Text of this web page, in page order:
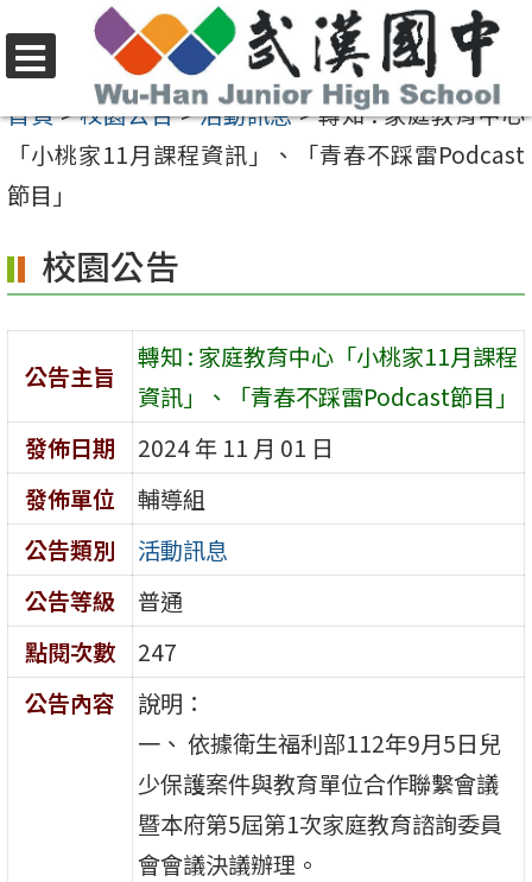
至
內
區
選
單
首頁>校園公告>活動訊息>轉知 : 家庭教育中心
「小桃家11月課程資訊」、「青春不踩雷Podcast
節目」
校園公告
公告主旨
轉知 : 家庭教育中心「小桃家11月課程
資訊」、「青春不踩雷Podcast節目」
發佈日期
2024 年 11 月 01 日
發佈單位
輔導組
公告類別
活動訊息
公告等級
普通
點閱次數
247
公告內容
說明：
一、 依據衛生福利部112年9月5日兒
少保護案件與教育單位合作聯繫會議
暨本府第5屆第1次家庭教育諮詢委員
會會議決議辦理。